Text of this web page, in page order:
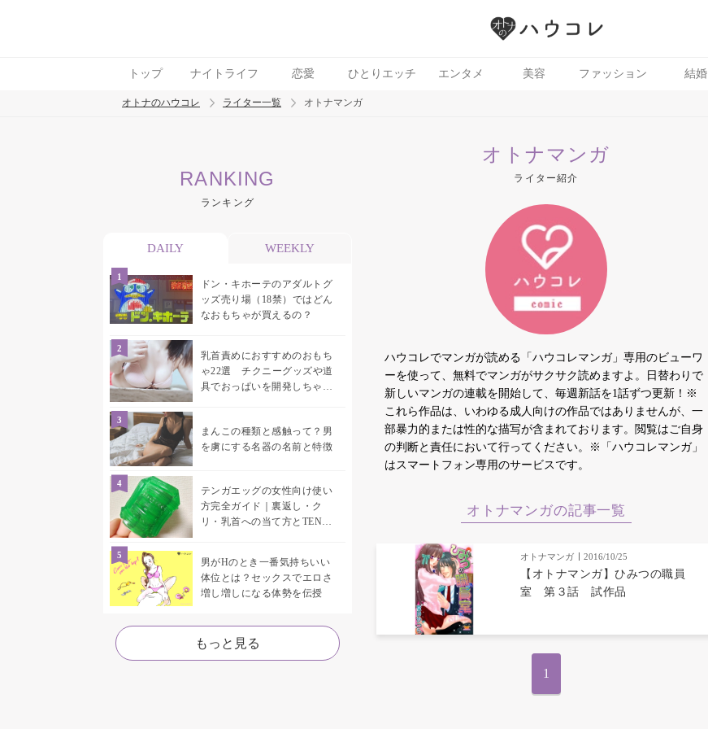
トップ ナイトライフ 恋愛 ひとりエッチ エンタメ 美容 ファッション 結婚
トレンド ワード
オトナのハウコレ ライター一覧 オトナマンガ
RANKING
ランキング
DAILY WEEKLY
ドン・キホーテのアダルトグ
ッズ売り場（18禁）ではどん
なおもちゃが買えるの？
乳首責めにおすすめのおもち
ゃ22選 チクニーグッズや道
具でおっぱいを開発しちゃお
まんこの種類と感触って？男
を虜にする名器の名前と特徴
テンガエッグの女性向け使い
方完全ガイド｜裏返し・ク
リ・乳首への当て方とTENGA
男がHのとき一番気持ちいい
体位とは？セックスでエロさ
増し増しになる体勢を伝授
もっと見る
オトナマンガ
ライター紹介
ハウコレでマンガが読める「ハウコレマンガ」専用のビューワ
ーを使って、無料でマンガがサクサク読めますよ。日替わりで
新しいマンガの連載を開始して、毎週新話を1話ずつ更新！※
これら作品は、いわゆる成人向けの作品ではありませんが、一
部暴力的または性的な描写が含まれております。閲覧はご自身
の判断と責任において行ってください。※「ハウコレマンガ」
はスマートフォン専用のサービスです。
オトナマンガの記事一覧
オトナマンガ 2016/10/25
【オトナマンガ】ひみつの職員
室 第３話 試作品
1